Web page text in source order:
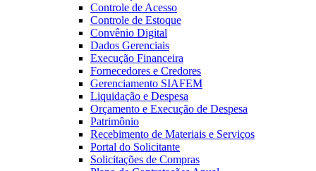
Controle de Acesso
Controle de Estoque
Convênio Digital
Dados Gerenciais
Execução Financeira
Fornecedores e Credores
Gerenciamento SIAFEM
Liquidação e Despesa
Orçamento e Execução de Despesa
Patrimônio
Recebimento de Materiais e Serviços
Portal do Solicitante
Solicitações de Compras